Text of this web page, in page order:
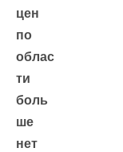
цен
по
облас
ти
боль
ше
нет